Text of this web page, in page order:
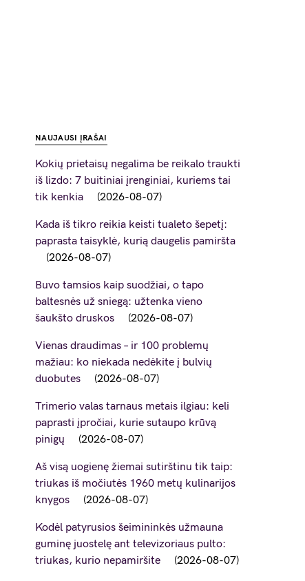
NAUJAUSI ĮRAŠAI
Kokių prietaisų negalima be reikalo traukti
iš lizdo: 7 buitiniai įrenginiai, kuriems tai
tik kenkia
2026-08-07
Kada iš tikro reikia keisti tualeto šepetį:
paprasta taisyklė, kurią daugelis pamiršta
2026-08-07
Buvo tamsios kaip suodžiai, o tapo
baltesnės už sniegą: užtenka vieno
šaukšto druskos
2026-08-07
Vienas draudimas – ir 100 problemų
mažiau: ko niekada nedėkite į bulvių
duobutes
2026-08-07
Trimerio valas tarnaus metais ilgiau: keli
paprasti įpročiai, kurie sutaupo krūvą
pinigų
2026-08-07
Aš visą uogienę žiemai sutirštinu tik taip:
triukas iš močiutės 1960 metų kulinarijos
knygos
2026-08-07
Kodėl patyrusios šeimininkės užmauna
guminę juostelę ant televizoriaus pulto:
triukas, kurio nepamiršite
2026-08-07